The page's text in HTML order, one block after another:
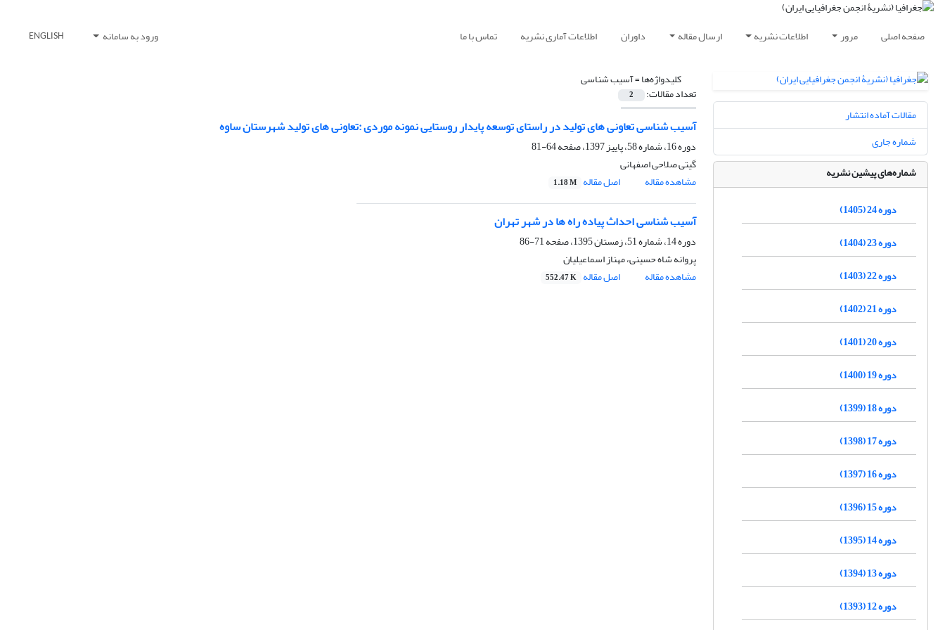
صفحه اصلی مرور اطلاعات نشریه ارسال مقاله داوران اطلاعات آماری نشریه تماس با ما ورود به سامانه ENGLISH
کلیدواژه‌ها =آسیب شناسی
تعداد مقالات: 2
آسیب شناسی تعاونی های تولید در راستای توسعه پایدار روستایی نمونه موردی :تعاونی های تولید شهرستان ساوه
دوره 16، شماره 58، پاییز 1397، صفحه
64-81
گیتی صلاحی اصفهانی
مشاهده مقاله
اصل مقاله 1.18 M
آسیب شناسی احداث پیاده راه ها در شهر تهران
دوره 14، شماره 51، زمستان 1395، صفحه
71-86
پروانه شاه حسینی، مهناز اسماعیلیان
مشاهده مقاله
اصل مقاله 552.47 K
مقالات آماده انتشار
شماره جاری
شماره‌های پیشین نشریه
دوره 24 (1405)
دوره 23 (1404)
دوره 22 (1403)
دوره 21 (1402)
دوره 20 (1401)
دوره 19 (1400)
دوره 18 (1399)
دوره 17 (1398)
دوره 16 (1397)
دوره 15 (1396)
دوره 14 (1395)
دوره 13 (1394)
دوره 12 (1393)